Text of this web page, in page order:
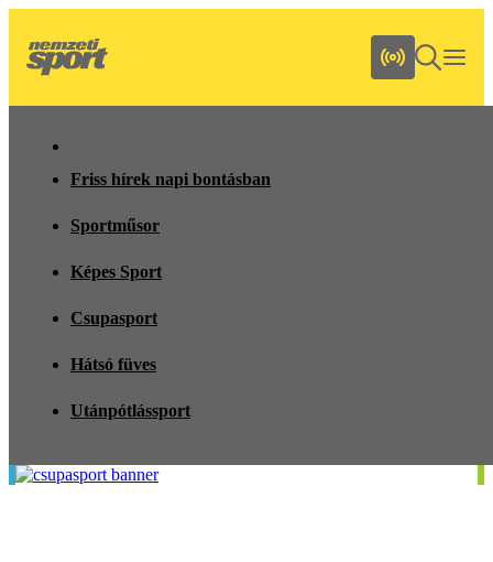
Friss hírek napi bontásban
Sportműsor
Képes Sport
Csupasport
Hátsó füves
Utánpótlássport